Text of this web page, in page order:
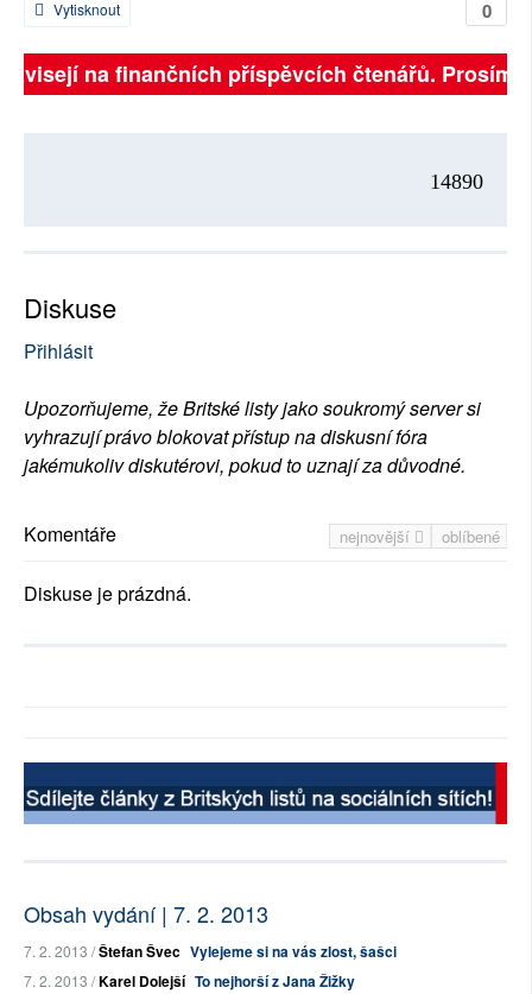
0
Vytisknout
na finančních příspěvcích čtenářů.
14890
Diskuse
Přihlásit
Upozorňujeme, že Britské listy jako soukromý server si
vyhrazují právo blokovat přístup na diskusní fóra
jakémukoliv diskutérovi, pokud to uznají za důvodné.
nejnovější oblíbené
Komentáře
Diskuse je prázdná.
Obsah vydání | 7. 2. 2013
7. 2. 2013 /Štefan Švec Vylejeme si na vás zlost, šašci
7. 2. 2013 /Karel Dolejší To nejhorší z Jana Žižky